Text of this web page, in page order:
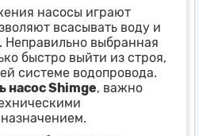
насосы играют
всасывать воду и
Неправильно выбранная
быстро выйти из строя,
системе водопровода.
насос Shimge, важно